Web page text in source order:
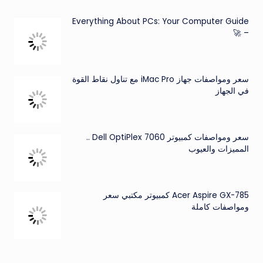
Everything About PCs: Your Computer Guide
– 🚀
سعر ومواصفات جهاز iMac Pro مع تناول نقاط القوة
في الجهاز
سعر ومواصفات كمبيوتر Dell OptiPlex 7060 ..
المميزات والعيوب
Acer Aspire GX-785 كمبيوتر مكتبي سعر
ومواصفات كاملة